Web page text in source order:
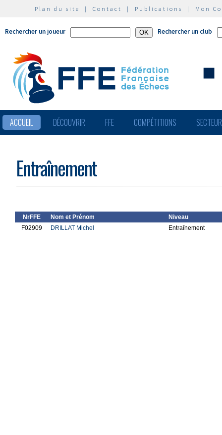
Plan du site | Contact | Publications | Mon
Rechercher un joueur Rechercher un club
ACCUEIL DÉCOUVRIR FFE COMPÉTITIONS
Entraînement
NrFFE Nom et Prénom
Niveau
F02909
DRILLAT Michel Entraînement